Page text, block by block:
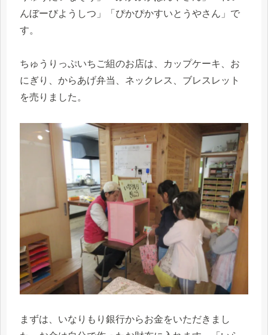
んぼーびようしつ」「ぴかぴかすいとうやさん」で
す。
ちゅうりっぷいちご組のお店は、カップケーキ、お
にぎり、からあげ弁当、ネックレス、ブレスレット
を売りました。
まずは、いなりもり銀行からお金をいただきまし